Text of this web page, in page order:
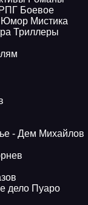
Боевое
Юмор Мистика
Триллеры
- Дем Михайлов
дело Пуаро